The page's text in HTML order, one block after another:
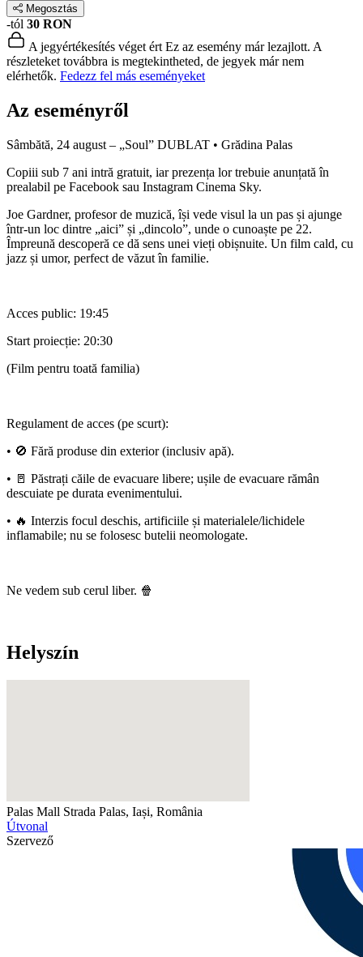
Megosztás
-tól 30 RON
A jegyértékesítés véget ért Ez az esemény már lezajlott. A
részleteket továbbra is megtekintheted, de jegyek már nem
elérhetők. Fedezz fel más eseményeket
Az eseményről
Sâmbătă, 24 august – „Soul” DUBLAT • Grădina Palas
Copiii sub 7 ani intră gratuit, iar prezența lor trebuie anunțată în
prealabil pe Facebook sau Instagram Cinema Sky.
Joe Gardner, profesor de muzică, își vede visul la un pas și ajunge
într-un loc dintre „aici” și „dincolo”, unde o cunoaște pe 22.
Împreună descoperă ce dă sens unei vieți obișnuite. Un film cald, cu
jazz și umor, perfect de văzut în familie.
Acces public: 19:45
Start proiecție: 20:30
(Film pentru toată familia)
Regulament de acces (pe scurt):
• 🚫 Fără produse din exterior (inclusiv apă).
• 🚪 Păstrați căile de evacuare libere; ușile de evacuare rămân
descuiate pe durata evenimentului.
• 🔥 Interzis focul deschis, artificiile și materialele/lichidele
inflamabile; nu se folosesc butelii neomologate.
Ne vedem sub cerul liber. 🍿
Helyszín
Palas Mall Strada Palas, Iași, România
Útvonal
Szervező